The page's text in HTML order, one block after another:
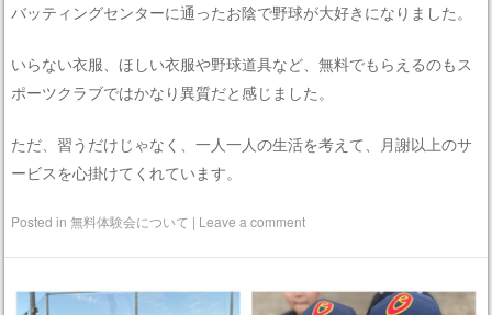
バッティングセンターに通ったお陰で野球が大好きになりました。
いらない衣服、ほしい衣服や野球道具など、無料でもらえるのもス
ポーツクラブではかなり異質だと感じました。
ただ、習うだけじゃなく、一人一人の生活を考えて、月謝以上のサ
ービスを心掛けてくれています。
Posted in無料体験会について | Leave a comment